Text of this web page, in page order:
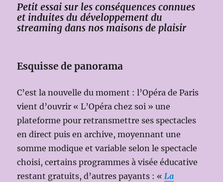
Petit essai sur les conséquences connues
et induites du développement du
streaming dans nos maisons de plaisir
Esquisse de panorama
C’est la nouvelle du moment : l’Opéra de Paris
vient d’ouvrir « L’Opéra chez soi » une
plateforme pour retransmettre ses spectacles
en direct puis en archive, moyennant une
somme modique et variable selon le spectacle
choisi, certains programmes à visée éducative
restant gratuits, d’autres payants : «La